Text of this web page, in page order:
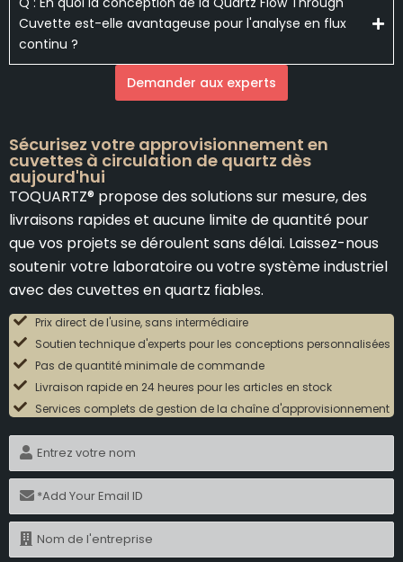
Cuvette est-elle avantageuse pour l'analyse en flux
continu ?
Demander aux experts
Sécurisez votre approvisionnement en
cuvettes à circulation de quartz dès
aujourd'hui
TOQUARTZ® propose des solutions sur mesure, des
livraisons rapides et aucune limite de quantité pour
que vos projets se déroulent sans délai. Laissez-nous
soutenir votre laboratoire ou votre système industriel
avec des cuvettes en quartz fiables.
Prix direct de l'usine, sans intermédiaire
Soutien technique d'experts pour les conceptions personnalisées
Pas de quantité minimale de commande
Livraison rapide en 24 heures pour les articles en stock
Services complets de gestion de la chaîne d'approvisionnement
m
u
r